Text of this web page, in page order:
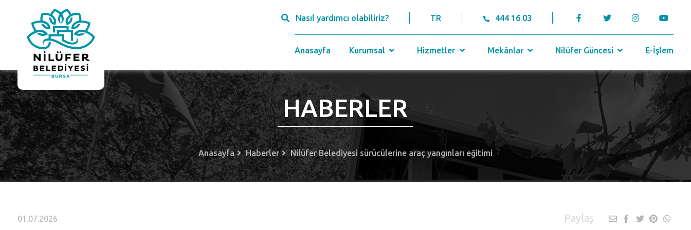
Nasıl yardımcı olabiliriz? TR 444 16 03
Anasayfa Kurumsal Hizmetler Mekânlar Nilüfer Güncesi E-İşlem
HABERLER
Anasayfa Haberler Nilüfer Belediyesi sürücülerine araç yangınları eğitimi
01.07.2026 Paylaş